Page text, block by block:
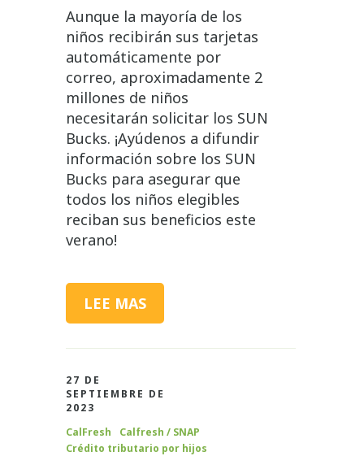
Aunque la mayoría de los
niños recibirán sus tarjetas
automáticamente por
correo, aproximadamente 2
millones de niños
necesitarán solicitar los SUN
Bucks. ¡Ayúdenos a difundir
información sobre los SUN
Bucks para asegurar que
todos los niños elegibles
reciban sus beneficios este
verano!
LEE MAS
27 DE
SEPTIEMBRE DE
2023
CalFresh
Calfresh / SNAP
Crédito tributario por hijos